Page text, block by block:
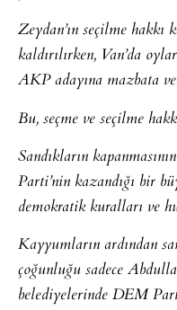
Zeydan’ın seçilme
kaldırılırken, Van’da
AKP adayına mazbata
Bu, seçme ve seçilme
Sandıkların
Parti’nin kazandığı bir
demokratik kuralları ve
Kayyumların ardından
çoğunluğu sadece
belediyelerinde DEM